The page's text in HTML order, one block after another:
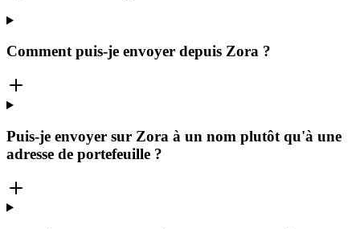
Comment puis-je envoyer depuis Zora ?
Puis-je envoyer sur Zora à un nom plutôt qu'à une
adresse de portefeuille ?